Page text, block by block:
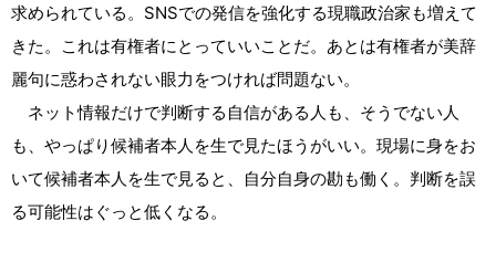
求められている。SNSでの発信を強化する現職政治家も増えて
きた。これは有権者にとっていいことだ。あとは有権者が美辞
麗句に惑わされない眼力をつければ問題ない。
ネット情報だけで判断する自信がある人も、そうでない人
も、やっぱり候補者本人を生で見たほうがいい。現場に身をお
いて候補者本人を生で見ると、自分自身の勘も働く。判断を誤
る可能性はぐっと低くなる。